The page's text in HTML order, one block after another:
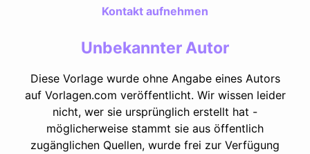
Kontakt aufnehmen
Unbekannter Autor
Diese Vorlage wurde ohne Angabe eines Autors
auf Vorlagen.com veröffentlicht. Wir wissen leider
nicht, wer sie ursprünglich erstellt hat -
möglicherweise stammt sie aus öffentlich
zugänglichen Quellen, wurde frei zur Verfügung